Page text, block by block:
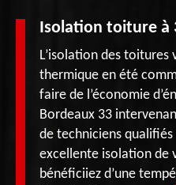
Isolation toiture à
L’isolation des
thermique en été
faire de l’économie
Bordeaux 33
de techniciens
excellente isolation de
bénéficiiez d’une